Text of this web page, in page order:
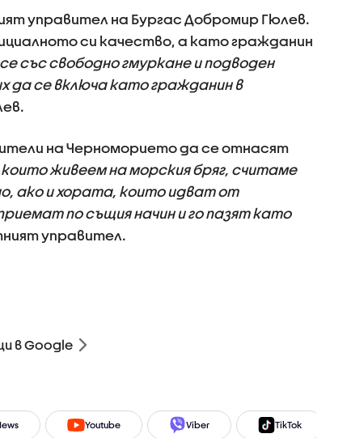
управител на Бургас Добромир Гюлев.
си качество, а като гражданин
със свободно гмуркане и подводен
да се включа като гражданин в
на Черноморието да се отнасят
живеем на морския бряг, считаме
ако и хората, които идват от
по същия начин и го пазят като
управител.
в Google
Youtube Viber TikTok